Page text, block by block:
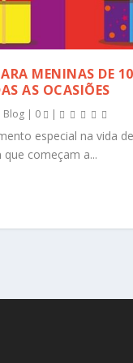
MENINAS DE 10
AS OCASIÕES
Blog | 0 |
especial na vida
começam a...